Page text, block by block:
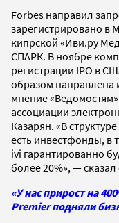
Forbes направил
зарегистрировано в
кипрской «Иви.ру
СПАРК. В ноябре
регистрации IPO в
образом направлена
мнение
ассоциации
Казарян. «В
есть инвестфонды, в
ivi гарантированно
более 20%», — сказал
«У нас прирост на
Premier подняли